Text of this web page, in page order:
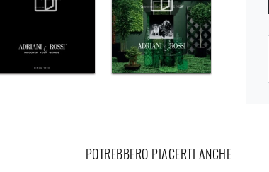
POTREBBERO PIACERTI ANCHE